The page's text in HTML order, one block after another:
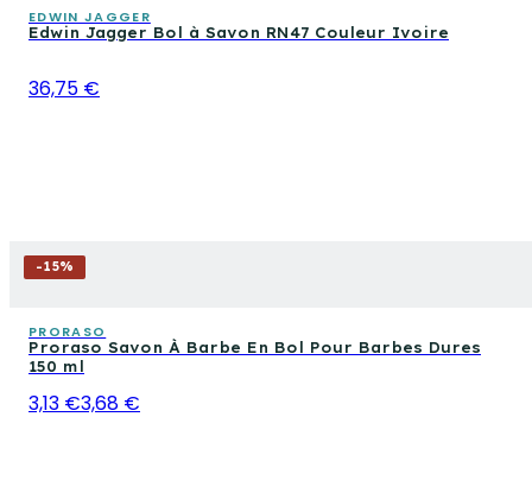
EDWIN JAGGER
Edwin Jagger Bol à Savon RN47 Couleur Ivoire
36,75 €
-15%
PRORASO
Proraso Savon À Barbe En Bol Pour Barbes Dures
150 ml
3,13 €3,68 €